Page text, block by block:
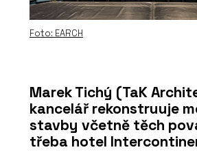
Foto: EARCH
Marek Tichý (TaK
kancelář rekonstruuje
stavby včetně těch
třeba hotel